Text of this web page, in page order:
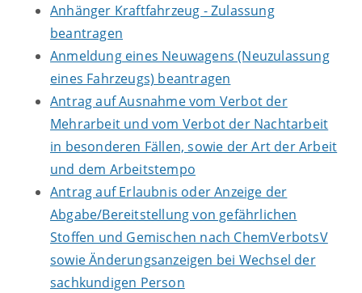
Anhänger Kraftfahrzeug - Zulassung
beantragen
Anmeldung eines Neuwagens (Neuzulassung
eines Fahrzeugs) beantragen
Antrag auf Ausnahme vom Verbot der
Mehrarbeit und vom Verbot der Nachtarbeit
in besonderen Fällen, sowie der Art der Arbeit
und dem Arbeitstempo
Antrag auf Erlaubnis oder Anzeige der
Abgabe/Bereitstellung von gefährlichen
Stoffen und Gemischen nach ChemVerbotsV
sowie Änderungsanzeigen bei Wechsel der
sachkundigen Person